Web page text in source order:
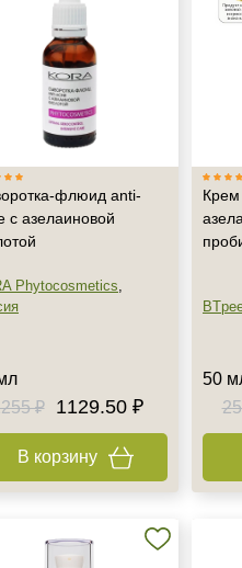
флюид anti-
с азелаиновой
Phytocosmetics,
₽
1129.50 ₽
В корзину
Крем
50